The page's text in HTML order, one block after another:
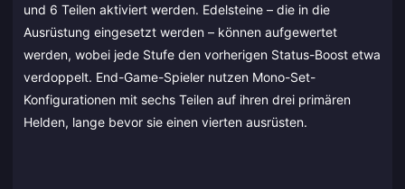
und 6 Teilen aktiviert werden. Edelsteine – die in die
Ausrüstung eingesetzt werden – können aufgewertet
werden, wobei jede Stufe den vorherigen Status-Boost etwa
verdoppelt. End-Game-Spieler nutzen Mono-Set-
Konfigurationen mit sechs Teilen auf ihren drei primären
Helden, lange bevor sie einen vierten ausrüsten.